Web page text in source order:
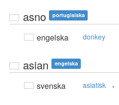
asno portugisiska
engelska donkey
asian engelska
svenska asiatisk ,